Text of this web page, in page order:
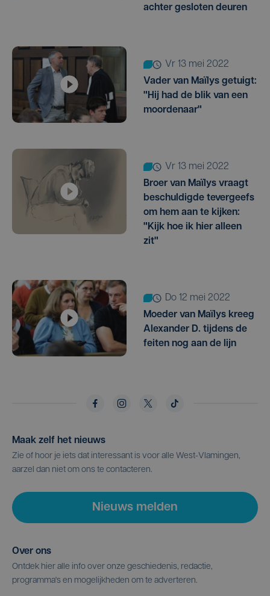
achter gesloten deuren
vr 13 mei 2022
Vader van Maïlys getuigt:
"Hij had de blik van een
moordenaar"
vr 13 mei 2022
Broer van Maïlys vraagt
beschuldigde tevergeefs
om hem aan te kijken:
"Kijk hoe ik hier alleen
zit"
do 12 mei 2022
Moeder van Maïlys kreeg
Alexander D. tijdens de
feiten nog aan de lijn
Maak zelf het nieuws
Zie of hoor je iets dat interessant is voor alle West-Vlamingen,
aarzel dan niet om ons te contacteren.
Nieuws melden
Over ons
Ontdek hier alle info over onze geschiedenis, redactie,
programma's en mogelijkheden om te adverteren.